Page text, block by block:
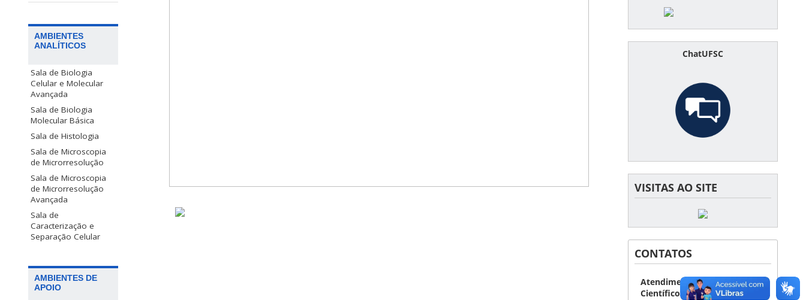
AMBIENTES
ANALÍTICOS
Sala de Biologia
Celular e Molecular
Avançada
Sala de Biologia
Molecular Básica
Sala de Histologia
Sala de Microscopia
de Microrresolução
Sala de Microscopia
de Microrresolução
Avançada
Sala de
Caracterização e
Separação Celular
AMBIENTES DE
APOIO
ChatUFSC
VISITAS AO SITE
CONTATOS
Atendimento Técnico-
Científico